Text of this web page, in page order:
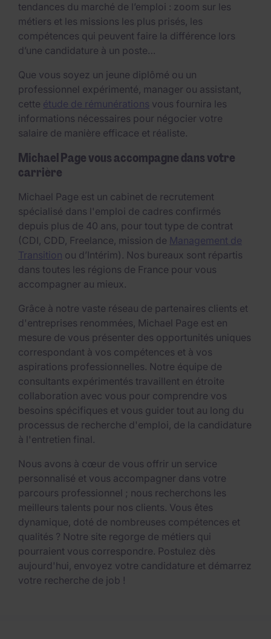
tendances du marché de l’emploi : zoom sur les
métiers et les missions les plus prisés, les
compétences qui peuvent faire la différence lors
d’une candidature à un poste…
Que vous soyez un jeune diplômé ou un
professionnel expérimenté, manager ou assistant,
cette étude de rémunérations vous fournira les
informations nécessaires pour négocier votre
salaire de manière efficace et réaliste.
Michael Page vous accompagne dans votre
carrière
Michael Page est un cabinet de recrutement
spécialisé dans l'emploi de cadres confirmés
depuis plus de 40 ans, pour tout type de contrat
(CDI, CDD, Freelance, mission de Management de
Transition ou d’Intérim). Nos bureaux sont répartis
dans toutes les régions de France pour vous
accompagner au mieux.
Grâce à notre vaste réseau de partenaires clients et
d'entreprises renommées, Michael Page est en
mesure de vous présenter des opportunités uniques
correspondant à vos compétences et à vos
aspirations professionnelles. Notre équipe de
consultants expérimentés travaillent en étroite
collaboration avec vous pour comprendre vos
besoins spécifiques et vous guider tout au long du
processus de recherche d'emploi, de la candidature
à l'entretien final.
Nous avons à cœur de vous offrir un service
personnalisé et vous accompagner dans votre
parcours professionnel ; nous recherchons les
meilleurs talents pour nos clients. Vous êtes
dynamique, doté de nombreuses compétences et
qualités ? Notre site regorge de métiers qui
pourraient vous correspondre. Postulez dès
aujourd'hui, envoyez votre candidature et démarrez
votre recherche de job !